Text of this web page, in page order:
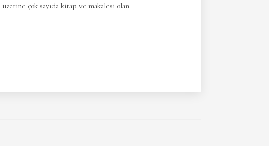
çok sayıda kitap ve makalesi olan